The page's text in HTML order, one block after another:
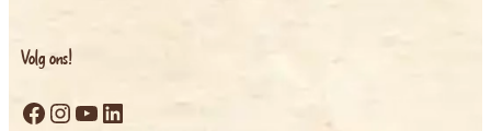
Volg ons!
Facebook
Instagram
YouTube
LinkedIn